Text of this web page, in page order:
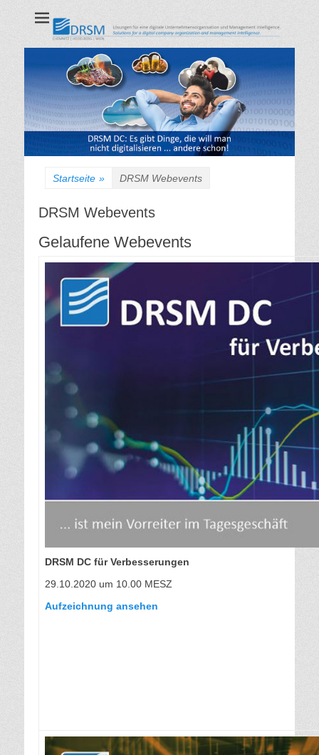
DRSM GmbH
CHEMNITZ | HEIDELBERG | WIEN
Startseite » DRSM Webevents
DRSM Webevents
Gelaufene Webevents
DRSM DC für Verbesserungen
29.10.2020 um 10.00 MESZ
Aufzeichnung ansehen